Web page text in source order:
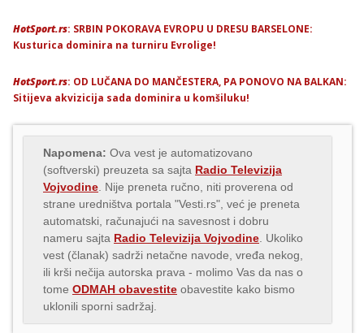
HotSport.rs: SRBIN POKORAVA EVROPU U DRESU BARSELONE:
Kusturica dominira na turniru Evrolige!
HotSport.rs: OD LUČANA DO MANČESTERA, PA PONOVO NA BALKAN:
Sitijeva akvizicija sada dominira u komšiluku!
Napomena: Ova vest je automatizovano
(softverski) preuzeta sa sajta Radio Televizija
Vojvodine . Nije preneta ručno, niti proverena od
strane uredništva portala "Vesti.rs", već je preneta
automatski, računajući na savesnost i dobru
nameru sajta Radio Televizija Vojvodine . Ukoliko
vest (članak) sadrži netačne navode, vređa nekog,
ili krši nečija autorska prava - molimo Vas da nas o
tome ODMAH obavestite obavestite kako bismo
uklonili sporni sadržaj.